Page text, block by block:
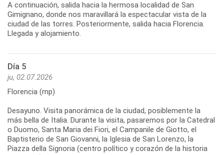
A continuación, salida hacia la hermosa localidad de San
Gimignano, donde nos maravillará la espectacular vista de la
ciudad de las torres. Posteriormente, salida hacia Florencia.
Día 5
ju, 02.07.2026
Florencia (mp)
Desayuno. Visita panorámica de la ciudad, posiblemente la
más bella de Italia. Durante la visita, pasaremos por la Catedral
o Duomo, Santa Maria dei Fiori, el Campanile de Giotto, el
Baptisterio de San Giovanni, la Iglesia de San Lorenzo, la
Piazza della Signoria (centro político y corazón de la historia